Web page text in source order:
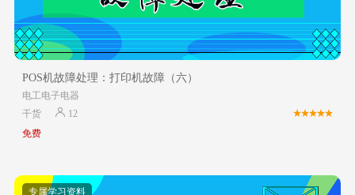
POS机故障处理：打印机故障（六）
电工电子电器
干货
12
免费
专属学习资料